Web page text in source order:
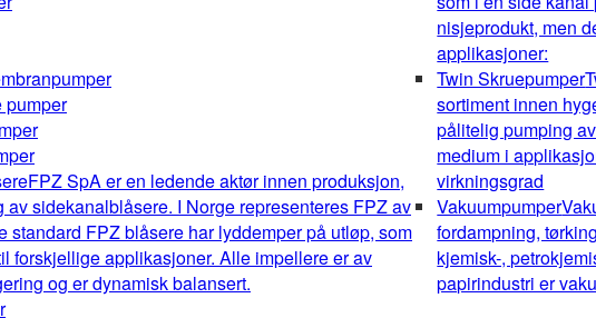
pumper
FPZ SpA er en ledende aktør innen produksjon,
av sidekanalblåsere. I Norge representeres FPZ av
standard FPZ blåsere har lyddemper på utløp, som
forskjellige applikasjoner. Alle impellere er av
og er dynamisk balansert.
nisjeprodukt, men
applikasjoner:
Twin Skruepumper
sortiment innen
pålitelig pumping
medium i
virkningsgrad
Vakuumpumper
fordampning,
kjemisk-,
papirindustri er